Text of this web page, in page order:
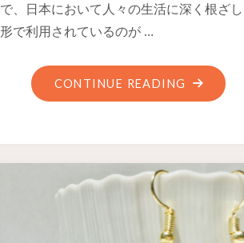
で、日本において人々の生活に深く根ざ
形で利用されているのが …
CONTINUE READING